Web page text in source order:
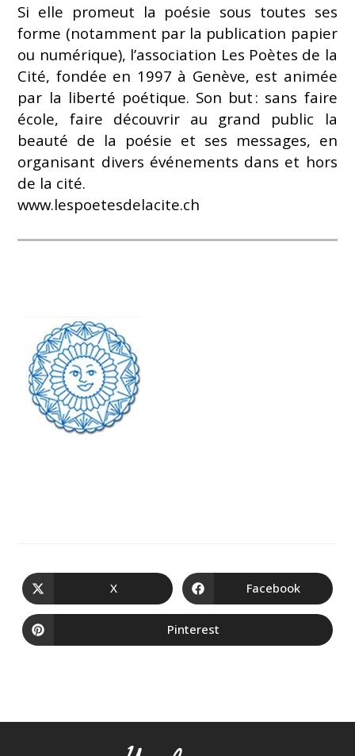
Si elle promeut la poésie sous toutes ses
forme (notamment par la publication papier
ou numérique), l’association Les Poètes de la
Cité, fondée en 1997 à Genève, est animée
par la liberté poétique. Son but : sans faire
école, faire découvrir au grand public la
beauté de la poésie et ses messages, en
organisant divers événements dans et hors
de la cité.
www.lespoetesdelacite.ch
X Facebook
Pinterest